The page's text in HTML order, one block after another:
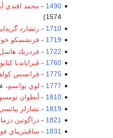
1490
- محمد افندي
1574)
1710
- رتشارد
1719
- فرنشسكو
1722
- فردريك
1760
- ڤيراپانديا
1775
- فرانسس
1777
- لوي پوانسو،
1810
- أنطوان
1819
-تشارلز
1821
-دراگوتين
1831
- ساڤيتريباي